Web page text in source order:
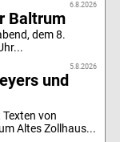
6.8.2026
Baltrum
dem 8.
5.8.2026
und
von
Altes Zollhaus...